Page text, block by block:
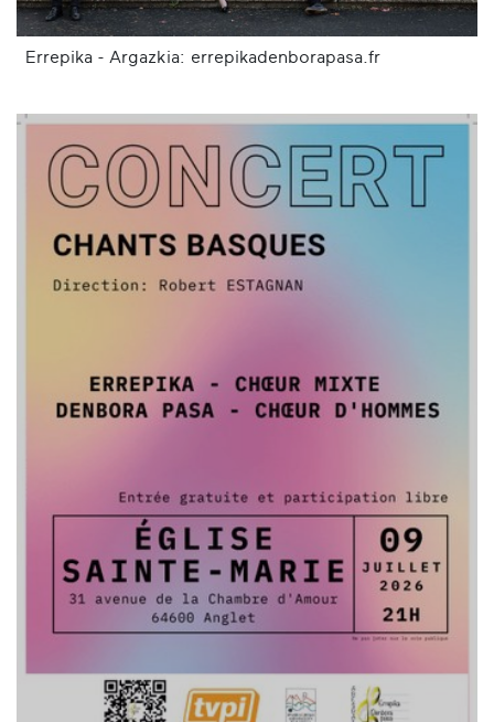
Errepika - Argazkia: errepikadenborapasa.fr